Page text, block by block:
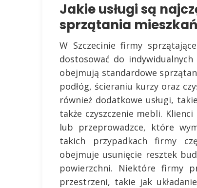
Jakie usługi są
sprzątania
W Szczecinie firmy
dostosować do
obejmują standardowe
podłóg, ścieraniu kurzy oraz
również dodatkowe usługi,
także czyszczenie mebli.
lub przeprowadzce, które
takich przypadkach firmy
obejmuje usunięcie resztek
powierzchni. Niektóre firmy
przestrzeni, takie jak